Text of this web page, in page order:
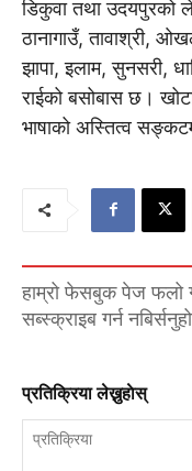
डिकुवा तथा उदयपुरको
ठानागाउँ, तावाश्री,
झापा, इलाम, सुनसरी,
राईको बसोबास छ।
भाषाको अस्तित्व
हाम्रो फेसबुक पेज फलो
सब्स्क्राइब गर्न
प्रतिक्रिया लेख्नुहाेस्